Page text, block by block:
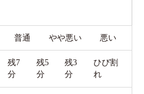
普通 やや悪い 悪い
残7
分
残5
分
残3
分
ひび割
れ